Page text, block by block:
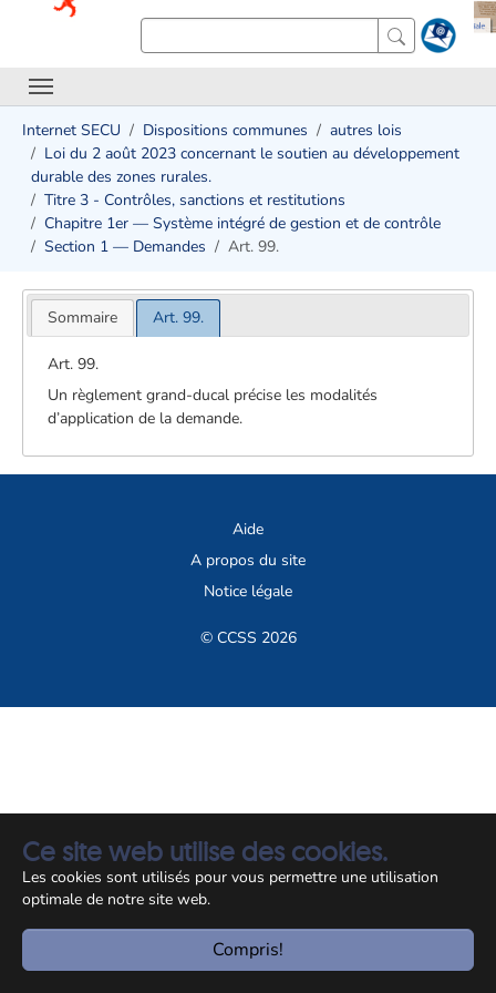
Ce site web utilise des cookies.
Les cookies sont utilisés pour vous permettre une utilisation
optimale de notre site web.
Compris!
Internet SECU Dispositions communes
autres lois
Loi du 2 août 2023 concernant le soutien au développement
durable des zones rurales.
Titre 3 - Contrôles, sanctions et restitutions ​
Chapitre 1er — Système intégré de gestion et de contrôle
Section 1 — Demandes
Art. 99.
Sommaire Art. 99.
Art. 99.
Un règlement grand-ducal précise les modalités
d’application de la demande.
Aide
A propos du site
Notice légale
© CCSS 2026